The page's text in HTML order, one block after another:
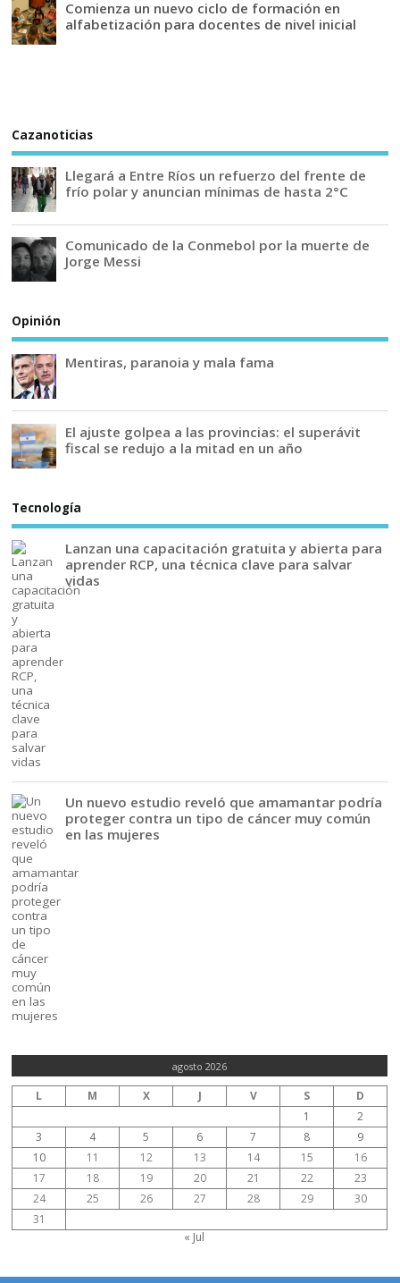
Comienza un nuevo ciclo de formación en
alfabetización para docentes de nivel inicial
Cazanoticias
Llegará a Entre Ríos un refuerzo del frente de
frío polar y anuncian mínimas de hasta 2°C
Comunicado de la Conmebol por la muerte de
Jorge Messi
Opinión
Mentiras, paranoia y mala fama
El ajuste golpea a las provincias: el superávit
fiscal se redujo a la mitad en un año
Tecnología
Lanzan una capacitación gratuita y abierta para
aprender RCP, una técnica clave para salvar
vidas
Un nuevo estudio reveló que amamantar podría
proteger contra un tipo de cáncer muy común
en las mujeres
agosto 2026
L M X J V S
D
1
2
3
4 5 6 7 8
9
10
11 12 13 14 15
16
17
18 19 20 21 22
23
24
25 26 27 28 29
30
31
« Jul